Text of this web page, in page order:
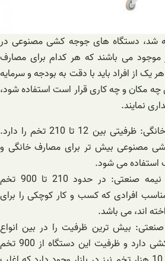
شد، دستگاه های جوجه کشی مصنوعی در
موجود می باشند که هر کدام برای مصارف
یک از افراد باید با دقت به بودجه و سرمایه
چه مکان و چه کاری قرار است استفاده شود،
نمایند.
دستگاه جوجه کشی خانگی: ظرفیتی بین 12 تا 210 تخم را دارد.
مصنوعی بیش تر برای مصارف خانگی و
می شود.
دستگاه جوجه کشی نیمه صنعتی: در حدود 210 تا 900 تخم
افرادی که کسب و کار کوچکی را برای
اند، می باشد.
بیش ترین ظرفیت را در بین انواع
دستگاه های جوجه کشی دارد و ظرفیت این دستگاه از 900 تخم